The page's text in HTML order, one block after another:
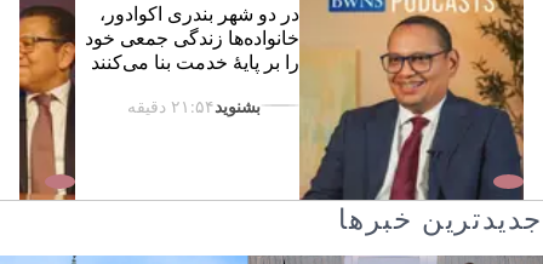
در دو شهر بندری اکوادور،
خانواده‌ها زندگی جمعی خود
را بر پایهٔ خدمت بنا می‌کنند
بشنوید۲۱:۵۴ دقیقه
جدیدترین خبرها